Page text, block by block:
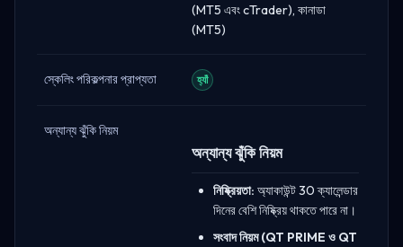
(MT5 এবং cTrader), কানাডা
(MT5)
স্কেলিং পরিকল্পনার প্রাপ্যতা হ্যাঁ
অন্যান্য ঝুঁকি নিয়ম
অন্যান্য ঝুঁকি নিয়ম
নিষ্ক্রিয়তা: অ্যাকাউন্ট 30 ক্যালেন্ডার
দিনের বেশি নিষ্ক্রিয় থাকতে পারে না।
সংবাদ নিয়ম (QT PRIME ও QT